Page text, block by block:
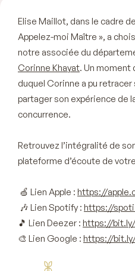
Elise Maillot, dans le cadre
Appelez-moi Maître », a
notre associée du
Corinne Khayat. Un moment
duquel Corinne a pu
partager son expérience de
concurrence.
Retrouvez l’intégralité de
plateforme d’écoute de
🍏 Lien Apple : https://
🎶 Lien Spotify : https://
🎵 Lien Deezer : https://
🎨 Lien Google : https://